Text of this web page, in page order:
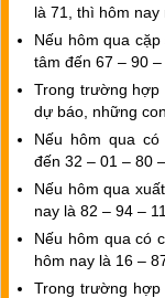
là 71 , thì hôm
Nếu hôm qua cặp
tâm đến 67 – 90 –
Trong trường hợp
dự báo, những
Nếu hôm qua
đến 32 – 01 – 80 –
Nếu hôm qua
nay là 82 – 94 – 11
Nếu hôm qua có
hôm nay là 16 –
Trong trường